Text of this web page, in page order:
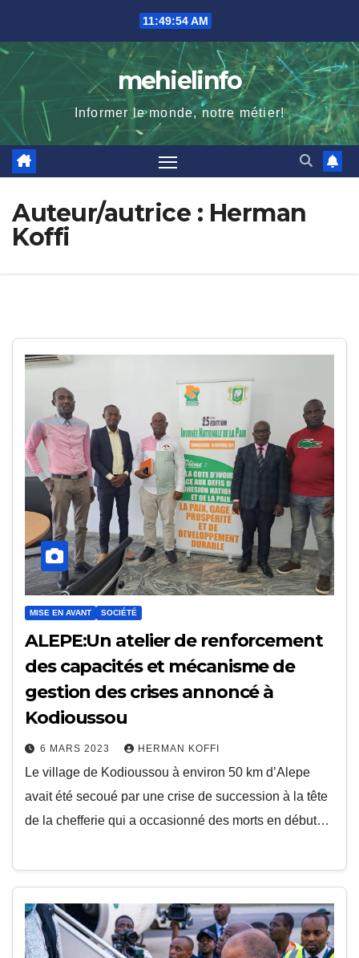
content
11:49:56 AM
mehielinfo
Informer le monde, notre métier!
Auteur/autrice : Herman
Koffi
MISE EN AVANT SOCIÉTÉ
ALEPE:Un atelier de renforcement
des capacités et mécanisme de
gestion des crises annoncé à
Kodioussou
6 MARS 2023 HERMAN KOFFI
Le village de Kodioussou à environ 50 km d’Alepe
avait été secoué par une crise de succession à la tête
de la chefferie qui a occasionné des morts en début…